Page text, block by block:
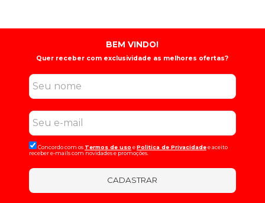
BEM VINDO!
Quer receber com exclusividade as melhores ofertas?
Concordo com os Termos de uso ePolitica de Privacidadee aceito
receber e-mails com novidades e promoções.
CADASTRAR